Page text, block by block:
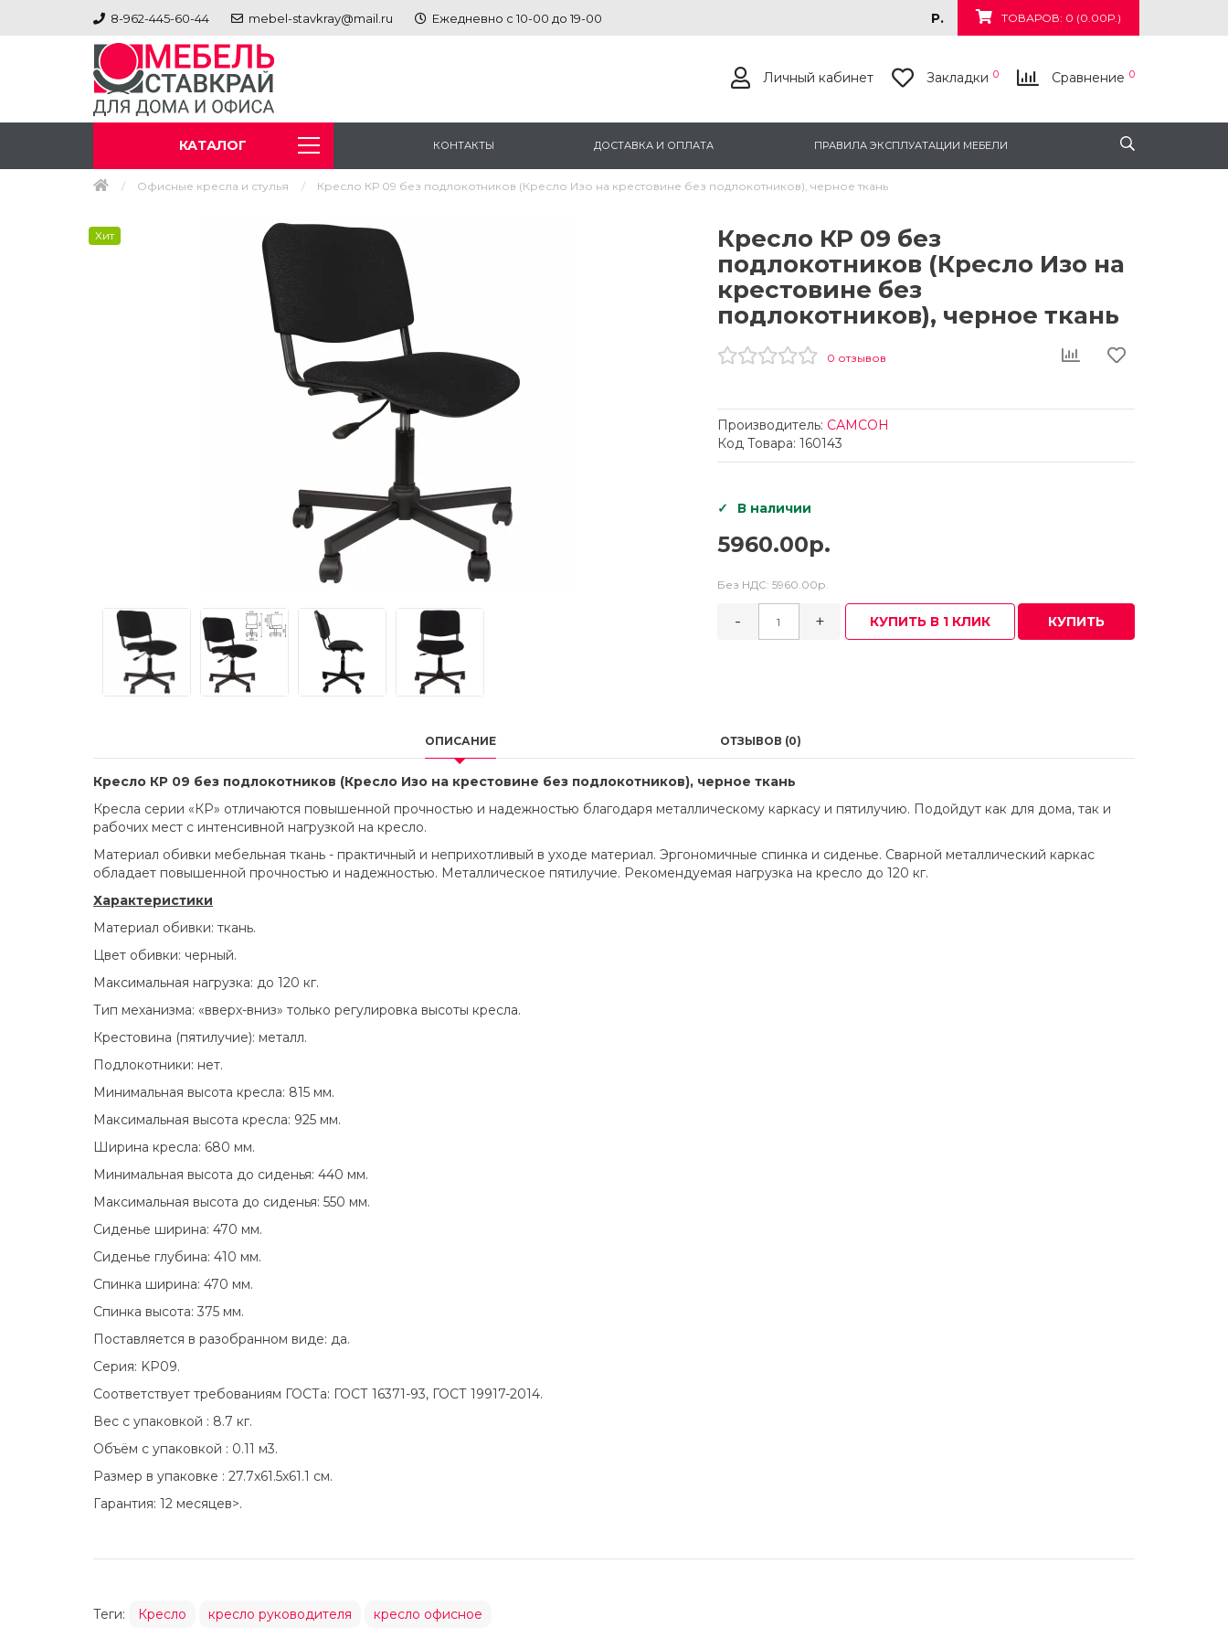
8-962-445-60-44 mebel-stavkray@mail.ru Ежедневно с 10-00 до 19-00 ТОВАРОВ: 0 (0.00Р.)
Р.
Личный кабинет Закладки 0 Сравнение 0
КАТАЛОГ КОНТАКТЫ ДОСТАВКА И ОПЛАТА ПРАВИЛА ЭКСПЛУАТАЦИИ МЕБЕЛИ
Офисные кресла и стулья Кресло КР 09 без подлокотников (Кресло Изо на крестовине без подлокотников), черное ткань
Хит
Кресло КР 09 без
подлокотников (Кресло Изо на
крестовине без
подлокотников), черное ткань
0 отзывов
Производитель: САМСОН
Код Товара: 160143
В наличии
5960.00р.
Без НДС: 5960.00р.
- + КУПИТЬ В 1 КЛИК КУПИТЬ
ОПИСАНИЕ ОТЗЫВОВ (0)
Кресло КР 09 без подлокотников (Кресло Изо на крестовине без подлокотников), черное ткань
Кресла серии «КР» отличаются повышенной прочностью и надежностью благодаря металлическому каркасу и пятилучию. Подойдут как для дома, так и
рабочих мест с интенсивной нагрузкой на кресло.
Материал обивки мебельная ткань - практичный и неприхотливый в уходе материал. Эргономичные спинка и сиденье. Сварной металлический каркас
обладает повышенной прочностью и надежностью. Металлическое пятилучие. Рекомендуемая нагрузка на кресло до 120 кг.
Характеристики
Материал обивки: ткань.
Цвет обивки: черный.
Максимальная нагрузка: до 120 кг.
Тип механизма: «вверх-вниз» только регулировка высоты кресла.
Крестовина (пятилучие): металл.
Подлокотники: нет.
Минимальная высота кресла: 815 мм.
Максимальная высота кресла: 925 мм.
Ширина кресла: 680 мм.
Минимальная высота до сиденья: 440 мм.
Максимальная высота до сиденья: 550 мм.
Сиденье ширина: 470 мм.
Сиденье глубина: 410 мм.
Спинка ширина: 470 мм.
Спинка высота: 375 мм.
Поставляется в разобранном виде: да.
Серия: KP09.
Соответствует требованиям ГОСТа: ГОСТ 16371-93, ГОСТ 19917-2014.
Вес с упаковкой : 8.7 кг.
Объём с упаковкой : 0.11 м3.
Размер в упаковке : 27.7x61.5x61.1 см.
Гарантия: 12 месяцев>.
Теги: Кресло кресло руководителя кресло офисное